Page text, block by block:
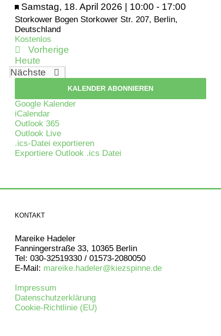
Hervorgehoben
Samstag, 18. April 2026 | 10:00 - 17:00
Storkower Bogen Storkower Str. 207, Berlin,
Deutschland
Kostenlos
Vorherige
Heute
Nächste
Veranstaltungen
KALENDER ABONNIEREN
Google Kalender
iCalendar
Outlook 365
Outlook Live
.ics-Datei exportieren
Exportiere Outlook .ics Datei
KONTAKT
Mareike Hadeler
Fanningerstraße 33, 10365 Berlin
Tel: 030-32519330 / 01573-2080050
E-Mail: mareike.hadeler@kiezspinne.de
Impressum
Datenschutzerklärung
Cookie-Richtlinie (EU)